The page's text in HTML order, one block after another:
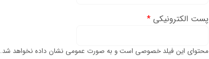
پست الکترونیکی *
محتوای این فیلد خصوصی است و به صورت عمومی نشان داده نخواهد شد.